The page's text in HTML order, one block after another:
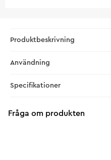
Produktbeskrivning
Användning
Specifikationer
Fråga om produkten